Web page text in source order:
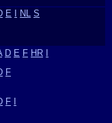
E NL S
D E F HR
F
F